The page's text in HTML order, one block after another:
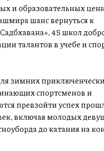
и образовательных
шанс вернуться к
45 школ
талантов в учебе и
зимних
спортсменов и
превзойти успех
включая молодых
до катания на